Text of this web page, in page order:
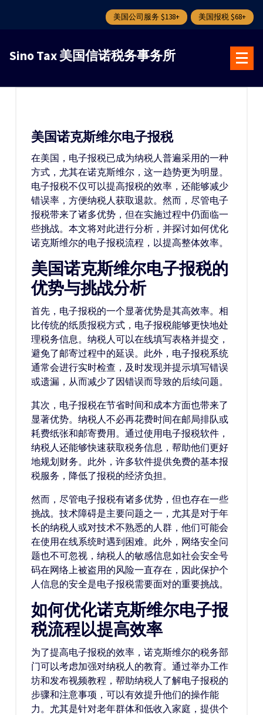
美国公司服务 $138+ 美国报税 $68+
Sino Tax 美国信诺税务事务所
美国诺克斯维尔电子报税
在美国，电子报税已成为纳税人普遍采用的一种
方式，尤其在诺克斯维尔，这一趋势更为明显。
电子报税不仅可以提高报税的效率，还能够减少
错误率，方便纳税人获取退款。然而，尽管电子
报税带来了诸多优势，但在实施过程中仍面临一
些挑战。本文将对此进行分析，并探讨如何优化
诺克斯维尔的电子报税流程，以提高整体效率。
美国诺克斯维尔电子报税的
优势与挑战分析
首先，电子报税的一个显著优势是其高效率。相
比传统的纸质报税方式，电子报税能够更快地处
理税务信息。纳税人可以在线填写表格并提交，
避免了邮寄过程中的延误。此外，电子报税系统
通常会进行实时检查，及时发现并提示填写错误
或遗漏，从而减少了因错误而导致的后续问题。
其次，电子报税在节省时间和成本方面也带来了
显著优势。纳税人不必再花费时间在邮局排队或
耗费纸张和邮寄费用。通过使用电子报税软件，
纳税人还能够快速获取税务信息，帮助他们更好
地规划财务。此外，许多软件提供免费的基本报
税服务，降低了报税的经济负担。
然而，尽管电子报税有诸多优势，但也存在一些
挑战。技术障碍是主要问题之一，尤其是对于年
长的纳税人或对技术不熟悉的人群，他们可能会
在使用在线系统时遇到困难。此外，网络安全问
题也不可忽视，纳税人的敏感信息如社会安全号
码在网络上被盗用的风险一直存在，因此保护个
人信息的安全是电子报税需要面对的重要挑战。
如何优化诺克斯维尔电子报
税流程以提高效率
为了提高电子报税的效率，诺克斯维尔的税务部
门可以考虑加强对纳税人的教育。通过举办工作
坊和发布视频教程，帮助纳税人了解电子报税的
步骤和注意事项，可以有效提升他们的操作能
力。尤其是针对老年群体和低收入家庭，提供个